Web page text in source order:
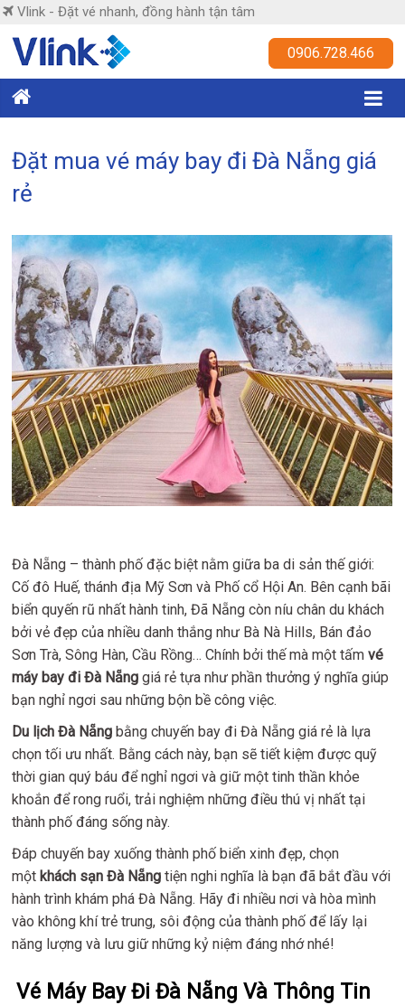
Skip
content
Vlink - Đặt vé nhanh, đồng hành tận tâm
Vlink
nhanh,
đồng
hành
tâm
0906.728.466
Đặt mua vé máy bay đi Đà Nẵng giá
rẻ
Đà Nẵng – thành phố đặc biệt nằm giữa ba di sản thế giới:
Cố đô Huế, thánh địa Mỹ Sơn và Phố cổ Hội An. Bên cạnh bãi
biển quyến rũ nhất hành tinh, Đã Nẵng còn níu chân du khách
bởi vẻ đẹp của nhiều danh thắng như Bà Nà Hills, Bán đảo
Sơn Trà, Sông Hàn, Cầu Rồng… Chính bởi thế mà một tấmvé
máy bay đi Đà Nẵng giá rẻ tựa như phần thưởng ý nghĩa giúp
bạn nghỉ ngơi sau những bộn bề công việc.
Du lịch Đà Nẵng bằng chuyến bay đi Đà Nẵng giá rẻ là lựa
chọn tối ưu nhất. Bằng cách này, bạn sẽ tiết kiệm được quỹ
thời gian quý báu để nghỉ ngơi và giữ một tinh thần khỏe
khoắn để rong ruổi, trải nghiệm những điều thú vị nhất tại
thành phố đáng sống này.
Đáp chuyến bay xuống thành phố biển xinh đẹp, chọn
một khách sạn Đà Nẵng tiện nghi nghĩa là bạn đã bắt đầu với
hành trình khám phá Đà Nẵng. Hãy đi nhiều nơi và hòa mình
vào không khí trẻ trung, sôi động của thành phố để lấy lại
năng lượng và lưu giữ những kỷ niệm đáng nhớ nhé!
Vé Máy Bay Đi Đà Nẵng Và Thông Tin